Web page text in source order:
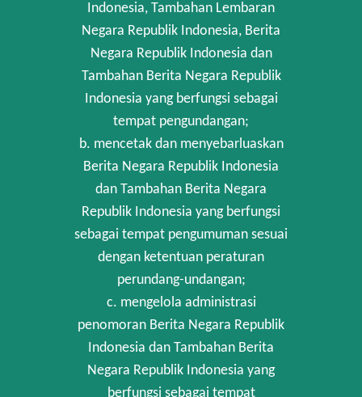
Indonesia, Tambahan Lembaran
Negara Republik Indonesia, Berita
Negara Republik Indonesia dan
Tambahan Berita Negara Republik
Indonesia yang berfungsi sebagai
tempat pengundangan;
b. mencetak dan menyebarluaskan
Berita Negara Republik Indonesia
dan Tambahan Berita Negara
Republik Indonesia yang berfungsi
sebagai tempat pengumuman sesuai
dengan ketentuan peraturan
perundang-undangan;
c. mengelola administrasi
penomoran Berita Negara Republik
Indonesia dan Tambahan Berita
Negara Republik Indonesia yang
berfungsi sebagai tempat